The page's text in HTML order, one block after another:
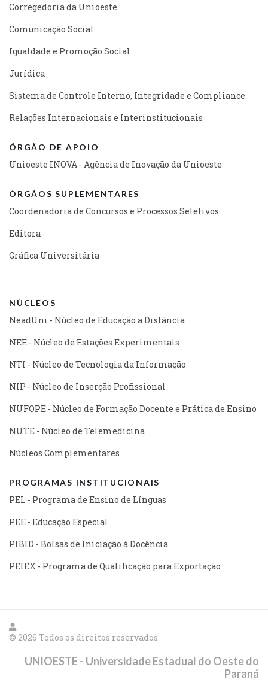
Corregedoria da Unioeste
Comunicação Social
Igualdade e Promoção Social
Jurídica
Sistema de Controle Interno, Integridade e Compliance
Relações Internacionais e Interinstitucionais
ÓRGÃO DE APOIO
Unioeste INOVA - Agência de Inovação da Unioeste
ÓRGÃOS SUPLEMENTARES
Coordenadoria de Concursos e Processos Seletivos
Editora
Gráfica Universitária
NÚCLEOS
NeadUni - Núcleo de Educação a Distância
NEE - Núcleo de Estações Experimentais
NTI - Núcleo de Tecnologia da Informação
NIP - Núcleo de Inserção Profissional
NUFOPE - Núcleo de Formação Docente e Prática de Ensino
NUTE - Núcleo de Telemedicina
Núcleos Complementares
PROGRAMAS INSTITUCIONAIS
PEL - Programa de Ensino de Línguas
PEE - Educação Especial
PIBID - Bolsas de Iniciação à Docência
PEIEX - Programa de Qualificação para Exportação
© 2026 Todos os direitos reservados.
UNIOESTE - Universidade Estadual do Oeste do
Paraná